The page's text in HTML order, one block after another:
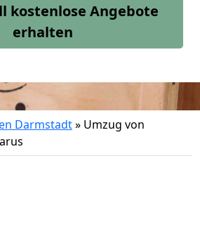
kostenlose Angebote
erhalten
Darmstadt» Umzug von